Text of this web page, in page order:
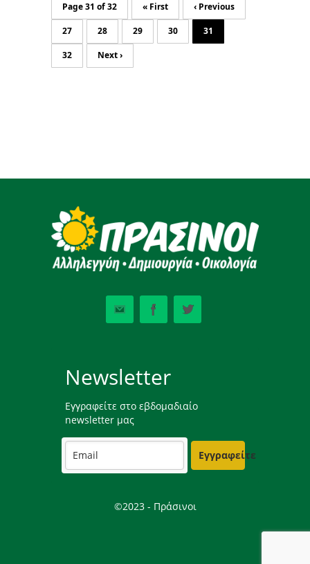
Page 31 of 32 « First ‹ Previous
27 28 29 30 31
32 Next ›
Newsletter
Εγγραφείτε στο εβδομαδιαίο
newsletter μας
Εγγραφείτε
©2023 - Πράσινοι